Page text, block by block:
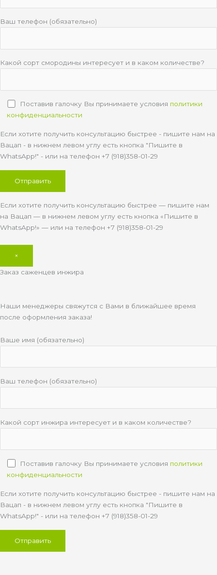
Ваш телефон (обязательно)
Какой сорт смородины интересует и в каком количестве?
Поставив галочку Вы принимаете условия политики
конфиденциальности
Если хотите получить консультацию быстрее - пишите нам на
Вацап - в нижнем левом углу есть кнопка "Пишите в
WhatsApp!" - или на телефон +7 (918)358-01-29
Если хотите получить консультацию быстрее — пишите нам
на Вацап — в нижнем левом углу есть кнопка «Пишите в
WhatsApp!» — или на телефон +7 (918)358-01-29
×
Заказ саженцев инжира
Наши менеджеры свяжутся с Вами в ближайшее время
после оформления заказа!
Ваше имя (обязательно)
Ваш телефон (обязательно)
Какой сорт инжира интересует и в каком количестве?
Поставив галочку Вы принимаете условия политики
конфиденциальности
Если хотите получить консультацию быстрее - пишите нам на
Вацап - в нижнем левом углу есть кнопка "Пишите в
WhatsApp!" - или на телефон +7 (918)358-01-29